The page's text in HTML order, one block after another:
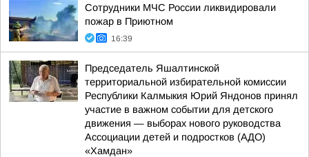
Сотрудники МЧС России ликвидировали
пожар в Приютном
16:39
Председатель Яшалтинской
территориальной избирательной комиссии
Республики Калмыкия Юрий Яндонов принял
участие в важном событии для детского
движения — выборах нового руководства
Ассоциации детей и подростков (АДО)
«Хамдан»